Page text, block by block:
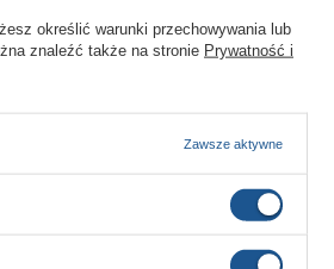
określić warunki przechowywania lub
znaleźć także na stronie Prywatność i
Zawsze aktywne